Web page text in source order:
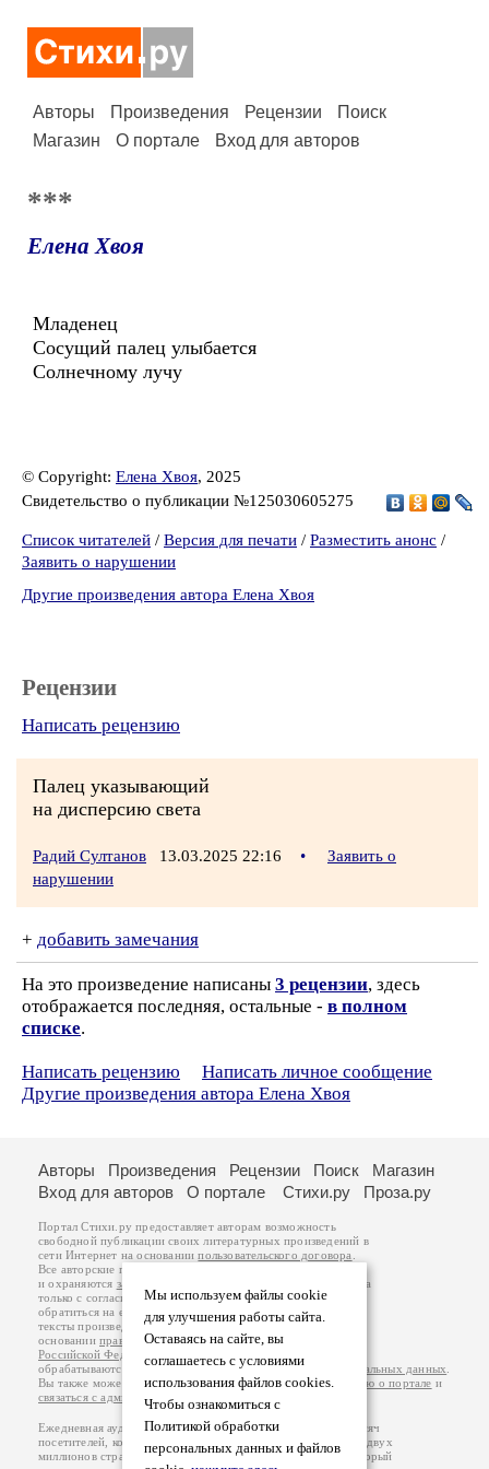
Авторы Произведения Рецензии
Поиск
Магазин
О портале Вход для авторов
***
Елена Хвоя
Младенец
Сосущий палец улыбается
Солнечному лучу
© Copyright: Елена Хвоя, 2025
Свидетельство о публикации №125030605275
Список читателей / Версия для печати / Разместить анонс /
Заявить о нарушении
Другие произведения автора Елена Хвоя
Рецензии
Написать рецензию
Палец указывающий
на дисперсию света
Радий Султанов 13.03.2025 22:16 •
Заявить о
нарушении
+ добавить замечания
На это произведение написаны 3 рецензии, здесь
отображается последняя, остальные - в полном
списке.
Написать рецензию
Написать личное сообщение
Другие произведения автора Елена Хвоя
Мы используем файлы cookie
для улучшения работы сайта.
Оставаясь на сайте, вы
соглашаетесь с условиями
использования файлов cookies.
Чтобы ознакомиться с
Политикой обработки
персональных данных и файлов
Авторы Произведения Рецензии Поиск
Магазин
Вход для авторов
О портале Стихи.ру Проза.ру
Портал Стихи.ру предоставляет авторам возможность
свободной публикации своих литературных произведений в
сети Интернет на основаниипользовательского договора
Все авторские права на произведения принадлежат авторам
и охраняются законом
. Перепечатка произведений возможна
только с согласия его автора, к которому вы можете
обратиться на его авторской странице. Ответственность за
тексты произведений авторы несут самостоятельно на
основанииправил публикацииизаконодательства
Российской Федерации
обрабатываются на основанииПолитики обработки персональных данных
Вы также можете посмотреть более подробнуюинформацию о портале и
связаться с администрацией
Ежедневная аудитория портала Стихи.ру – порядка 200 тысяч
посетителей, которые в общей сумме просматривают более двух
миллионов страниц по данным счетчика посещаемости, который